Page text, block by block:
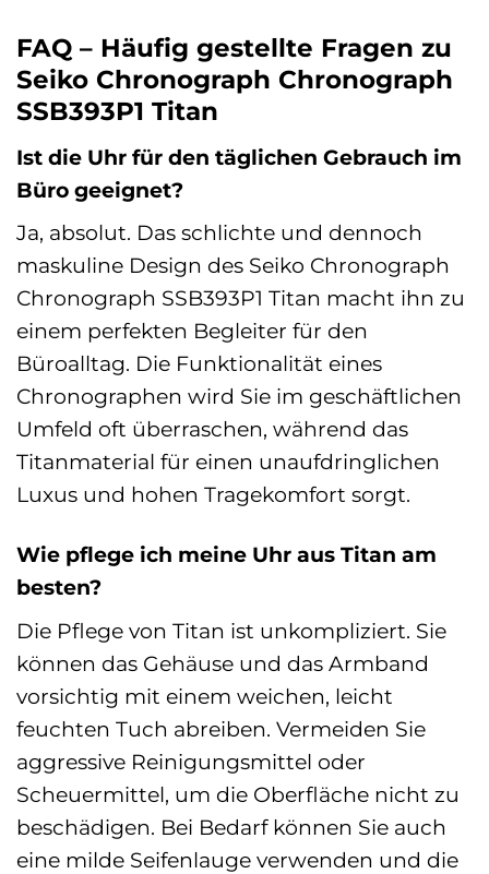
FAQ – Häufig gestellte Fragen zu
Seiko Chronograph Chronograph
SSB393P1 Titan
Ist die Uhr für den täglichen Gebrauch im
Büro geeignet?
Ja, absolut. Das schlichte und dennoch
maskuline Design des Seiko Chronograph
Chronograph SSB393P1 Titan macht ihn zu
einem perfekten Begleiter für den
Büroalltag. Die Funktionalität eines
Chronographen wird Sie im geschäftlichen
Umfeld oft überraschen, während das
Titanmaterial für einen unaufdringlichen
Luxus und hohen Tragekomfort sorgt.
Wie pflege ich meine Uhr aus Titan am
besten?
Die Pflege von Titan ist unkompliziert. Sie
können das Gehäuse und das Armband
vorsichtig mit einem weichen, leicht
feuchten Tuch abreiben. Vermeiden Sie
aggressive Reinigungsmittel oder
Scheuermittel, um die Oberfläche nicht zu
beschädigen. Bei Bedarf können Sie auch
eine milde Seifenlauge verwenden und die